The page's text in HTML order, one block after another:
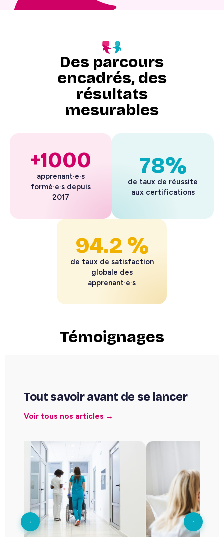
Des parcours
encadrés, des
résultats
mesurables
+1000
apprenant·e·s
formé·e·s depuis
2017
78%
de taux de réussite
aux certifications
94.2 %
de taux de satisfaction
globale des
apprenant·e·s
Témoignages
Tout savoir avant de se lancer
Voir tous nos articles →
de vie